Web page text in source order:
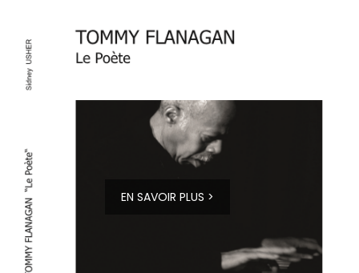
EN SAVOIR PLUS >